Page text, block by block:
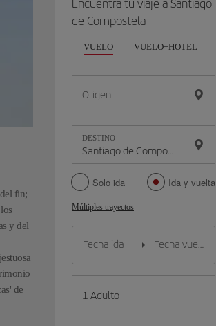
fin;
y del
de
Encuentra tu viaje a Santiago
de Compostela
VUELO VUELO+HOTEL
Origen
DESTINO
Solo ida Ida y vuelta
Múltiples trayectos